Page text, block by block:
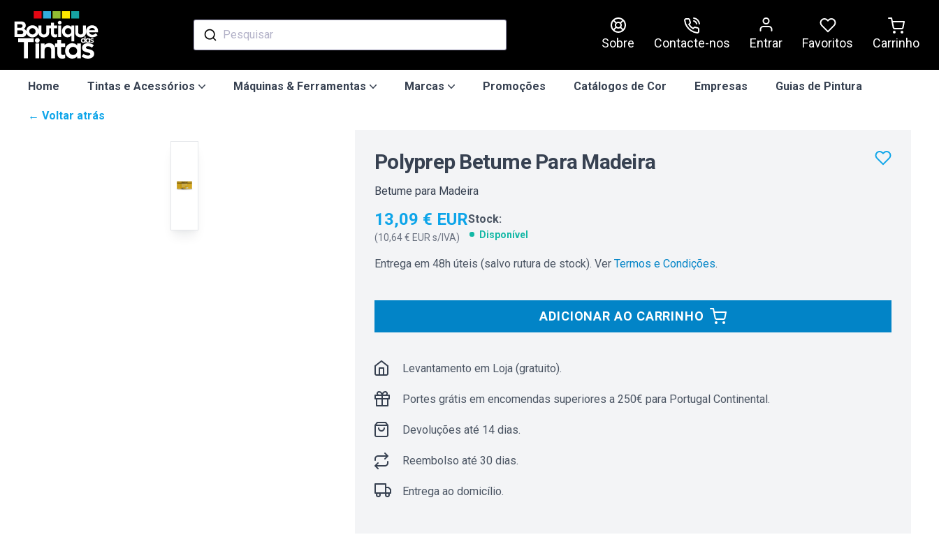
Pesquisar
Sobre Contacte-nos Entrar Favoritos Carrinho
Home Tintas e Acessórios Máquinas & Ferramentas Marcas Promoções Catálogos de Cor Empresas Guias de Pintura
← Voltar atrás
Polyprep Betume Para Madeira
Betume para Madeira
13,09 € EUR
(10,64 € EUR s/IVA)
Stock:
Disponível
Entrega em 48h úteis (salvo rutura de stock). Ver Termos e Condições.
ADICIONAR AO CARRINHO
Levantamento em Loja (gratuito).
Portes grátis em encomendas superiores a 250€ para Portugal Continental.
Devoluções até 14 dias.
Reembolso até 30 dias.
Entrega ao domicílio.